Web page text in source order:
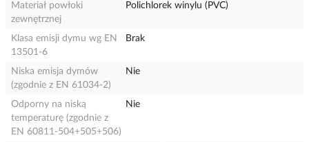
Materiał powłoki
zewnętrznej
Polichlorek winylu (PVC)
Klasa emisji dymu wg EN
13501-6
Brak
Niska emisja dymów
(zgodnie z EN 61034-2)
Nie
Odporny na niską
temperaturę (zgodnie z
EN 60811-504+505+506)
Nie